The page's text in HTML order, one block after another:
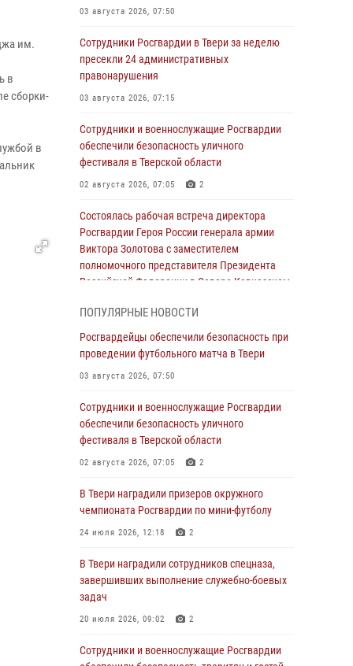
им.
в
сборки-
в
03 августа 2026, 07:50
Сотрудники Росгвардии в Твери за неделю
пресекли 24 административных
правонарушения
03 августа 2026, 07:15
Сотрудники и военнослужащие Росгвардии
обеспечили безопасность уличного
фестиваля в Тверской области
02 августа 2026, 07:05 2
Состоялась рабочая встреча директора
Росгвардии Героя России генерала армии
Виктора Золотова с заместителем
полномочного представителя Президента
Российской Федерации в Северо-Кавказском
Росгвардейцы в Твери приняли участие в
Сотрудники вневедомственной охраны
совершили 250 выездов и пресекли 20
правонарушений за неделю в Тверской
27 июля 2026, 08:29
В Твери наградили призеров окружного
24 июля 2026, 12:18 2
Росгвардейцы оказали помощь водителю на
дороге в городе Кашин
ПОПУЛЯРНЫЕ НОВОСТИ
Росгвардейцы обеспечили безопасность при
проведении футбольного матча в Твери
03 августа 2026, 07:50
Сотрудники и военнослужащие Росгвардии
обеспечили безопасность уличного
фестиваля в Тверской области
02 августа 2026, 07:05 2
В Твери наградили призеров окружного
чемпионата Росгвардии по мини-футболу
24 июля 2026, 12:18 2
В Твери наградили сотрудников спецназа,
завершивших выполнение служебно-боевых
задач
20 июля 2026, 09:02 2
Сотрудники и военнослужащие Росгвардии